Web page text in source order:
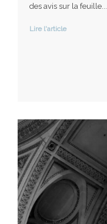
des avis sur la feuille...
Lire l'article